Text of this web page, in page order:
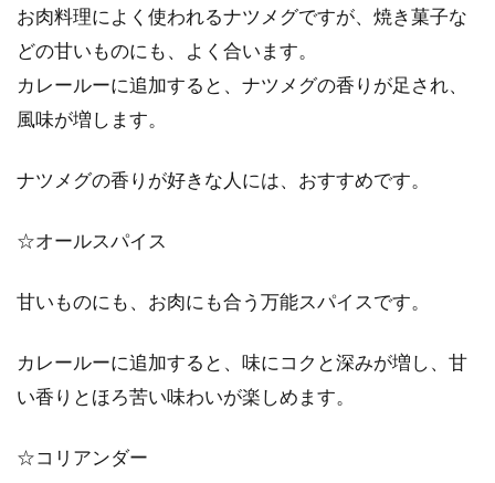
お肉料理によく使われるナツメグですが、焼き菓子な
どの甘いものにも、よく合います。
カレールーに追加すると、ナツメグの香りが足され、
風味が増します。
ナツメグの香りが好きな人には、おすすめです。
☆オールスパイス
甘いものにも、お肉にも合う万能スパイスです。
カレールーに追加すると、味にコクと深みが増し、甘
い香りとほろ苦い味わいが楽しめます。
☆コリアンダー